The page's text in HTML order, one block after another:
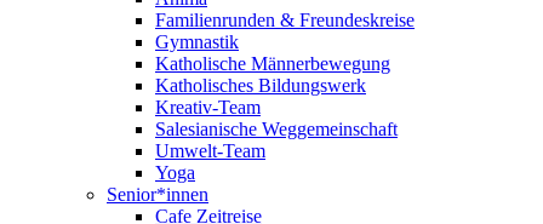
Familienrunden & Freundeskreise
Gymnastik
Katholische Männerbewegung
Katholisches Bildungswerk
Kreativ-Team
Salesianische Weggemeinschaft
Umwelt-Team
Yoga
Senior*innen
Cafe Zeitreise